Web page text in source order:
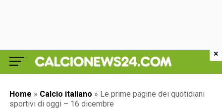
Home » Calcio italiano » Le prime pagine dei quotidiani
sportivi di oggi – 16 dicembre
×